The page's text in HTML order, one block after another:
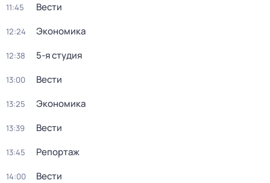
11:45 Вести
12:24 Экономика
12:38 5-я студия
13:00 Вести
13:25 Экономика
13:39 Вести
13:45 Репортаж
14:00 Вести